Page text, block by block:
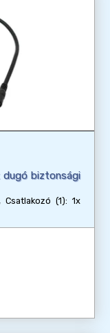
dugó biztonsági
Csatlakozó (1): 1x